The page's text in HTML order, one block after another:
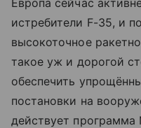
истребители F-35, и
высокоточное
такое уж и дорогой
обеспечить
постановки на
действует